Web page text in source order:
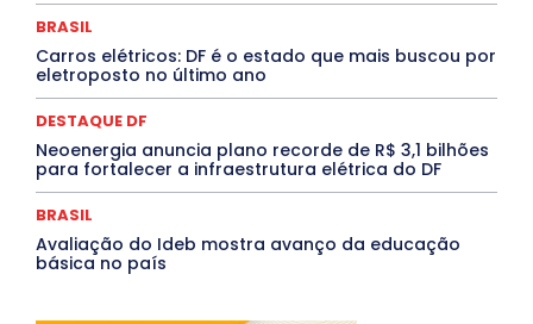
Saúde Agora
SEGURANÇA
Soltando o Verbo
TÁ FROID?
TEATRO TECNOLOGIA
TIC TAC
Tocantins
BRASIL
Carros elétricos: DF é o estado que mais buscou por
eletroposto no último ano
DESTAQUE DF
Neoenergia anuncia plano recorde de R$ 3,1 bilhões
para fortalecer a infraestrutura elétrica do DF
BRASIL
Avaliação do Ideb mostra avanço da educação
básica no país